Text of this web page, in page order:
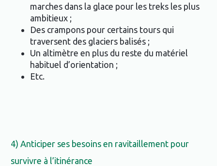
marches dans la glace pour les treks les plus
ambitieux ;
Des crampons pour certains tours qui
traversent des glaciers balisés ;
Un altimètre en plus du reste du matériel
habituel d’orientation ;
Etc.
4) Anticiper ses besoins en ravitaillement pour
survivre à l’itinérance